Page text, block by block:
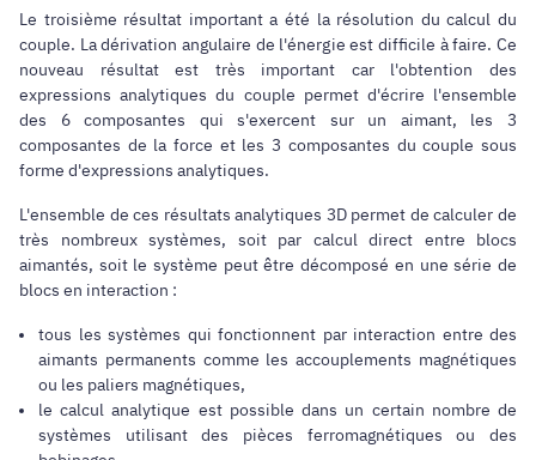
Le troisième résultat important a été la résolution du calcul du
couple. La dérivation angulaire de l'énergie est difficile à faire. Ce
nouveau résultat est très important car l'obtention des
expressions analytiques du couple permet d'écrire l'ensemble
des 6 composantes qui s'exercent sur un aimant, les 3
composantes de la force et les 3 composantes du couple sous
forme d'expressions analytiques.
L'ensemble de ces résultats analytiques 3D permet de calculer de
très nombreux systèmes, soit par calcul direct entre blocs
aimantés, soit le système peut être décomposé en une série de
blocs en interaction :
tous les systèmes qui fonctionnent par interaction entre des
aimants permanents comme les accouplements magnétiques
ou les paliers magnétiques,
le calcul analytique est possible dans un certain nombre de
systèmes utilisant des pièces ferromagnétiques ou des